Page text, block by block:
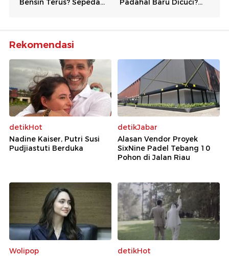
Rekomendasi
detikHot
Nadine Kaiser, Putri Susi
Pudjiastuti Berduka
detikJabar
Alasan Vendor Proyek
SixNine Padel Tebang 10
Pohon di Jalan Riau
Wolipop
detikHot